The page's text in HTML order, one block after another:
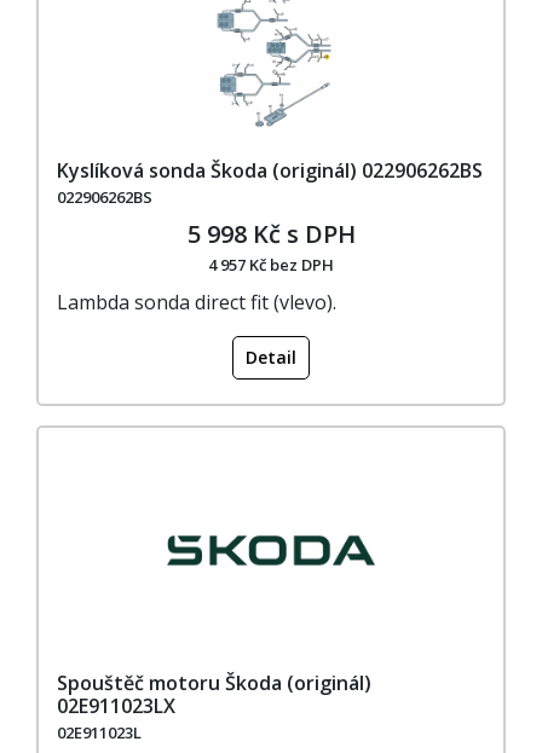
Kyslíková sonda Škoda (originál) 022906262BS
022906262BS
5 998 Kč s DPH
4 957 Kč bez DPH
Lambda sonda direct fit (vlevo).
Detail
Spouštěč motoru Škoda (originál)
02E911023LX
02E911023L